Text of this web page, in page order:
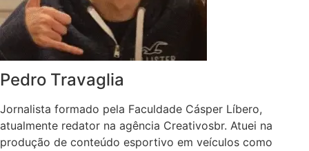
Pedro Travaglia
Jornalista formado pela Faculdade Cásper Líbero,
atualmente redator na agência Creativosbr. Atuei na
produção de conteúdo esportivo em veículos como